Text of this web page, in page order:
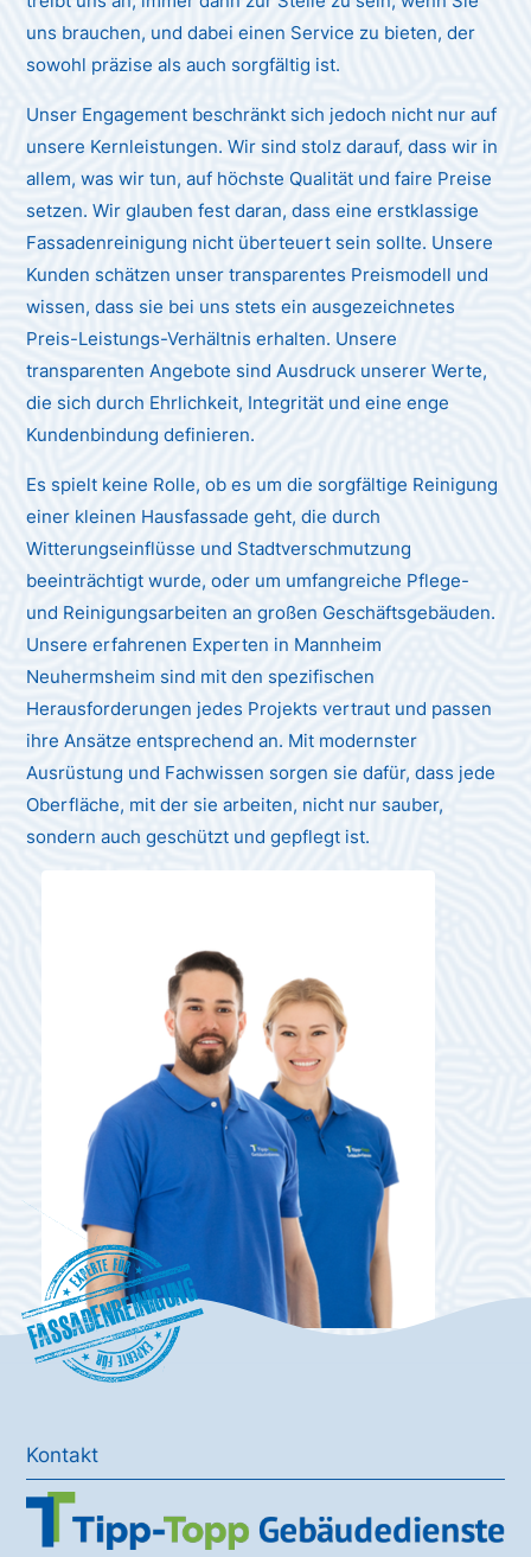
uns brauchen, und dabei einen Service zu bieten, der
sowohl präzise als auch sorgfältig ist.
Unser Engagement beschränkt sich jedoch nicht nur auf
unsere Kernleistungen. Wir sind stolz darauf, dass wir in
allem, was wir tun, auf höchste Qualität und faire Preise
setzen. Wir glauben fest daran, dass eine erstklassige
Fassadenreinigung nicht überteuert sein sollte. Unsere
Kunden schätzen unser transparentes Preismodell und
wissen, dass sie bei uns stets ein ausgezeichnetes
Preis-Leistungs-Verhältnis erhalten. Unsere
transparenten Angebote sind Ausdruck unserer Werte,
die sich durch Ehrlichkeit, Integrität und eine enge
Kundenbindung definieren.
Es spielt keine Rolle, ob es um die sorgfältige Reinigung
einer kleinen Hausfassade geht, die durch
Witterungseinflüsse und Stadtverschmutzung
beeinträchtigt wurde, oder um umfangreiche Pflege-
und Reinigungsarbeiten an großen Geschäftsgebäuden.
Unsere erfahrenen Experten in Mannheim
Neuhermsheim sind mit den spezifischen
Herausforderungen jedes Projekts vertraut und passen
ihre Ansätze entsprechend an. Mit modernster
Ausrüstung und Fachwissen sorgen sie dafür, dass jede
Oberfläche, mit der sie arbeiten, nicht nur sauber,
sondern auch geschützt und gepflegt ist.
Fassadenreinigung
Kontakt